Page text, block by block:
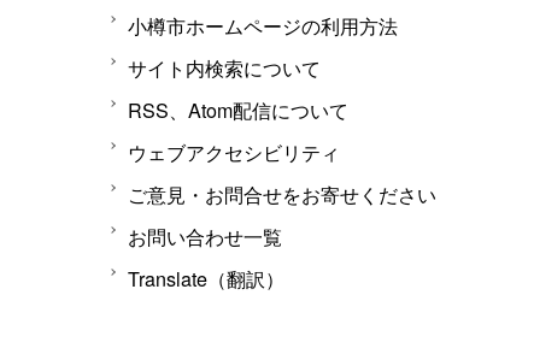
小樽市ホームページの利用方法
サイト内検索について
RSS、Atom配信について
ウェブアクセシビリティ
ご意見・お問合せをお寄せください
お問い合わせ一覧
Translate（翻訳）